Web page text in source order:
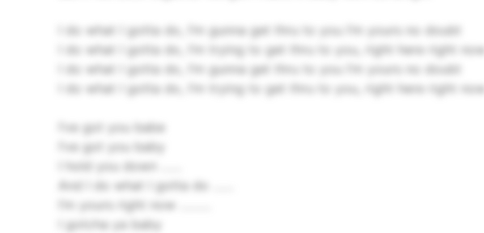
I do what I gotta do, I’m gunna get thru to you I’m yours no doubt
I do what I gotta do, I’m trying to get thru to you, right here right now
I do what I gotta do, I’m gunna get thru to you I’m yours no doubt
I do what I gotta do, I’m trying to get thru to you, right here right now
I’ve got you babe
I’ve got you baby
I hold you down ……
And I do what I gotta do ……
I’m yours right now ………
I gotcha ya baby